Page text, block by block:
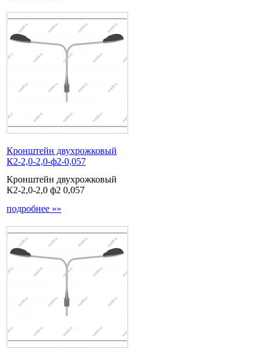
Кронштейн двухрожковый
К2-2,0-2,0-ф2-0,057
Кронштейн двухрожковый
К2-2,0-2,0 ф2 0,057
подробнее »»